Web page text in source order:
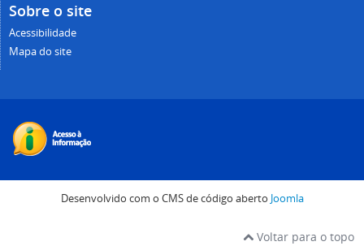
Sobre o site
Acessibilidade
Mapa do site
Desenvolvido com o CMS de código aberto Joomla
Voltar para o topo